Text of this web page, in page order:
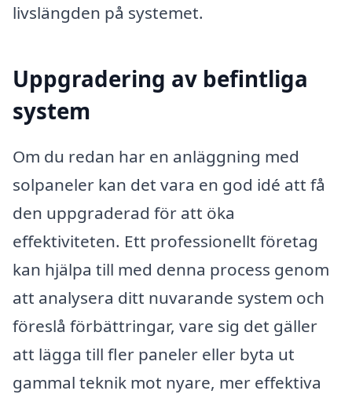
livslängden på systemet.
Uppgradering av befintliga
system
Om du redan har en anläggning med
solpaneler kan det vara en god idé att få
den uppgraderad för att öka
effektiviteten. Ett professionellt företag
kan hjälpa till med denna process genom
att analysera ditt nuvarande system och
föreslå förbättringar, vare sig det gäller
att lägga till fler paneler eller byta ut
gammal teknik mot nyare, mer effektiva